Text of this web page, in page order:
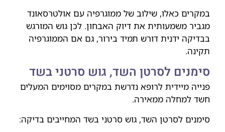
במקרים כאלו, שילוב של ממוגרפיה עם אולטרסאונד
מגביר משמעותית את דיוק האבחון. לכן גוש המורגש
בבדיקה ידנית דורש תמיד בירור, גם אם הממוגרפיה
תקינה.
סימנים לסרטן השד, גוש סרטני בשד
פנייה מיידית לרופא נדרשת במקרים מסוימים המעלים
חשד למחלה ממאירה.
סימנים לסרטן השד, גוש סרטני בשד המחייבים בדיקה: